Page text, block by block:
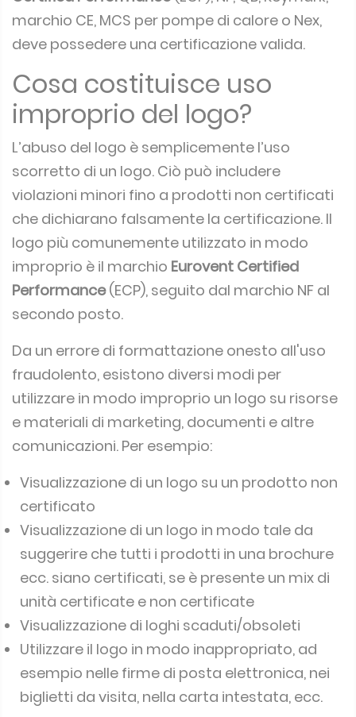
marchio CE, MCS per pompe di calore o Nex,
deve possedere una certificazione valida.
Cosa costituisce uso
improprio del logo?
L’abuso del logo è semplicemente l’uso
scorretto di un logo. Ciò può includere
violazioni minori fino a prodotti non certificati
che dichiarano falsamente la certificazione. Il
logo più comunemente utilizzato in modo
improprio è il marchio Eurovent Certified
Performance(ECP), seguito dal marchio NF al
secondo posto.
Da un errore di formattazione onesto all'uso
fraudolento, esistono diversi modi per
utilizzare in modo improprio un logo su risorse
e materiali di marketing, documenti e altre
comunicazioni. Per esempio:
Visualizzazione di un logo su un prodotto non
certificato
Visualizzazione di un logo in modo tale da
suggerire che tutti i prodotti in una brochure
ecc. siano certificati, se è presente un mix di
unità certificate e non certificate
Visualizzazione di loghi scaduti/obsoleti
Utilizzare il logo in modo inappropriato, ad
esempio nelle firme di posta elettronica, nei
biglietti da visita, nella carta intestata, ecc.